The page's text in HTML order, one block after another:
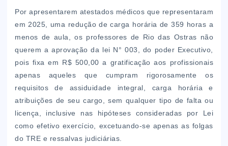
Por apresentarem atestados médicos que representaram
em 2025, uma redução de carga horária de 359 horas a
menos de aula, os professores de Rio das Ostras não
querem a aprovação da lei N° 003, do poder Executivo,
pois fixa em R$ 500,00 a gratificação aos profissionais
apenas aqueles que cumpram rigorosamente os
requisitos de assiduidade integral, carga horária e
atribuições de seu cargo, sem qualquer tipo de falta ou
licença, inclusive nas hipóteses consideradas por Lei
como efetivo exercício, excetuando-se apenas as folgas
do TRE e ressalvas judiciárias.